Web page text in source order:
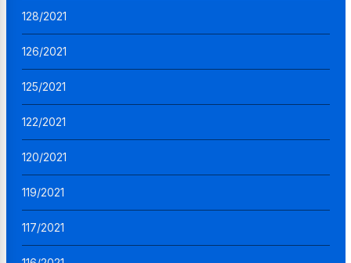
128/2021
126/2021
125/2021
122/2021
120/2021
119/2021
117/2021